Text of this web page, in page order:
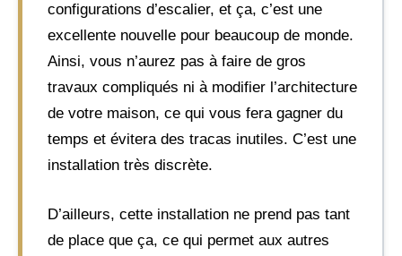
configurations d’escalier, et ça, c’est une
excellente nouvelle pour beaucoup de monde.
Ainsi, vous n’aurez pas à faire de gros
travaux compliqués ni à modifier l’architecture
de votre maison, ce qui vous fera gagner du
temps et évitera des tracas inutiles. C’est une
installation très discrète.
D’ailleurs, cette installation ne prend pas tant
de place que ça, ce qui permet aux autres